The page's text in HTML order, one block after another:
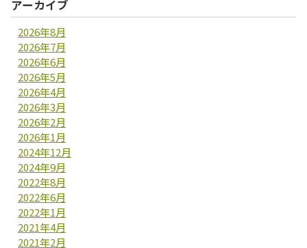
アーカイブ
2026年8月
2026年7月
2026年6月
2026年5月
2026年4月
2026年3月
2026年2月
2026年1月
2024年12月
2024年9月
2022年8月
2022年6月
2022年1月
2021年4月
2021年2月